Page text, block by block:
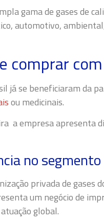
gama de gases de
automotivo,
comprar
já se beneficiaram da
ou medicinais.
a empresa apresenta
no segmento
privada de gases
um negócio de
global.